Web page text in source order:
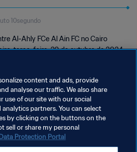
da FIFA 2024™ |
10segundo
Al-Ahly FCe Al Ain FC no Cairo
terça-feira, 29 de outubro de 2024,
content and ads, provide
analyse our traffic. We also share
use of our site with our social
partners. You can select
by clicking on the buttons on the
sell or share my personal
Protection Portal